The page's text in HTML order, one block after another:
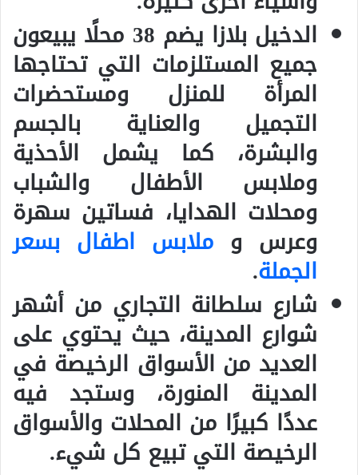
الدخيل بلازا يضم 38 محلًا يبيعون
جميع المستلزمات التي تحتاجها
المرأة للمنزل ومستحضرات
التجميل والعناية بالجسم
والبشرة، كما يشمل الأحذية
وملابس الأطفال والشباب
ومحلات الهدايا، فساتين سهرة
وعرس و ملابس اطفال بسعر
الجملة.
شارع سلطانة التجاري من أشهر
شوارع المدينة، حيث يحتوي على
العديد من الأسواق الرخيصة في
المدينة المنورة، وستجد فيه
عددًا كبيرًا من المحلات والأسواق
الرخيصة التي تبيع كل شيء.